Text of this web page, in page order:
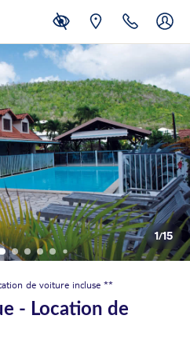
1/15
de voiture incluse **
- Location de